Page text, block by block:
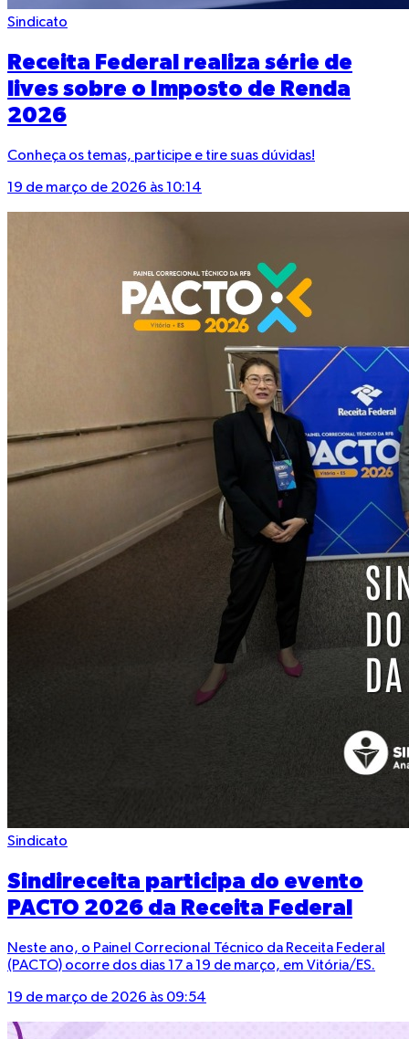
Sindicato
Receita Federal realiza série de
lives sobre o Imposto de Renda
2026
Conheça os temas, participe e tire suas dúvidas!
19 de março de 2026 às 10:14
Sindicato
Sindireceita participa do evento
PACTO 2026 da Receita Federal
Neste ano, o Painel Correcional Técnico da Receita Federal
(PACTO) ocorre dos dias 17 a 19 de março, em Vitória/ES.
19 de março de 2026 às 09:54